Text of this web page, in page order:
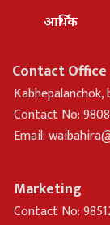
आर्थिक
Contact Office
Contact No:
Email:
Marketing
Contact No: